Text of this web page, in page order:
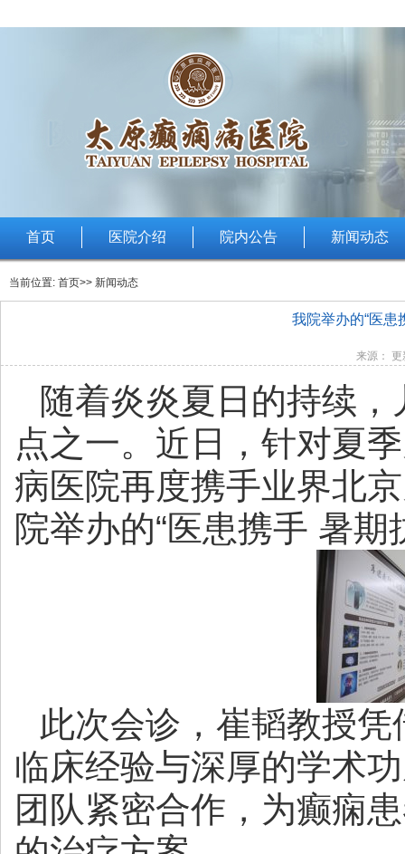
首页 医院介绍 院内公告 新闻动态
当前位置: 首页>> 新闻动态
我院举办的“医患
来源：
随着炎炎夏日的持续
点之一。近日，针对夏
病医院再度携手业界北
院举办的“医患携手 暑
此次会诊，崔韬教授
临床经验与深厚的学术
团队紧密合作，为癫痫